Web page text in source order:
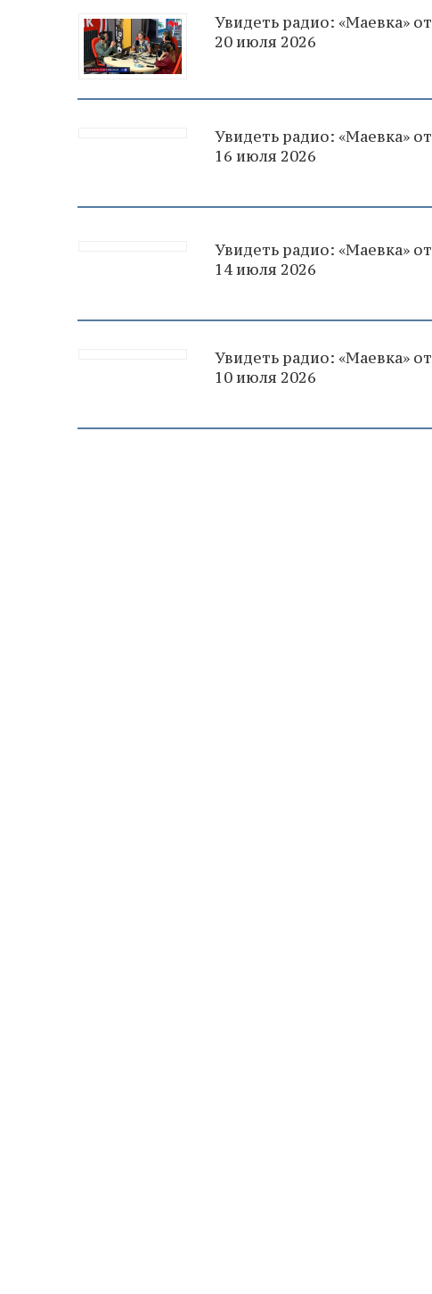
Увидеть радио: «Маевка» от
20 июля 2026
Увидеть радио: «Маевка» от
16 июля 2026
Увидеть радио: «Маевка» от
14 июля 2026
Увидеть радио: «Маевка» от
10 июля 2026